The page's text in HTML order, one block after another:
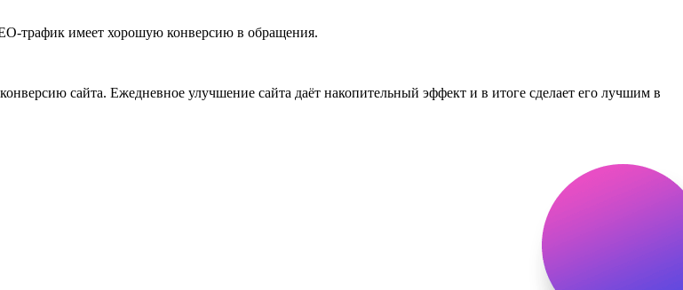
трафик имеет хорошую конверсию в обращения.
сайта. Ежедневное улучшение сайта даёт накопительный эффект и в итоге сделает его лучшим в